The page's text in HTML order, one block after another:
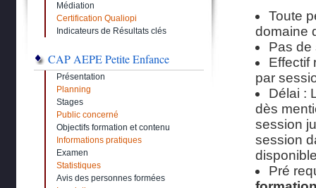
Toute
domaine
Pas de
Effectif
par
Délai :
dès
session
session
Pré
Médiation
Certification Qualiopi
Indicateurs de Résultats clés
CAP AEPE Petite Enfance
Présentation
Planning
Stages
Public concerné
Objectifs formation et contenu
Informations pratiques
Examen
Statistiques
Avis des personnes formées